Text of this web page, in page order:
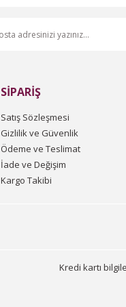
SİPARİŞ
Satış Sözleşmesi
Gizlilik ve Güvenlik
Ödeme ve Teslimat
İade ve Değişim
Kargo Takibi
Kredi kartı